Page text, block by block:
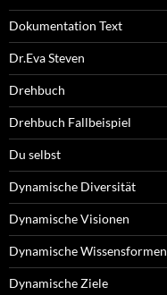
Dokumentation Text
Dr.Eva Steven
Drehbuch
Drehbuch Fallbeispiel
Du selbst
Dynamische Diversität
Dynamische Visionen
Dynamische Wissensformen
Dynamische Ziele